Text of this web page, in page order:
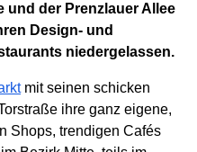
und der Prenzlauer Allee
Design- und
niedergelassen.
mit seinen schicken
ihre ganz eigene,
Shops, trendigen Cafés